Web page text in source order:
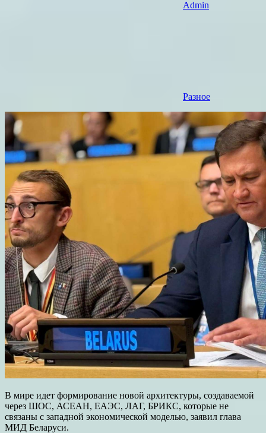
Admin
Разное
В мире идет формирование новой архитектуры, создаваемой
через ШОС, АСЕАН, ЕАЭС, ЛАГ, БРИКС, которые не
связаны с западной экономической моделью, заявил глава
МИД Беларуси.